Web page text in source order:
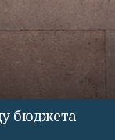
бюджета